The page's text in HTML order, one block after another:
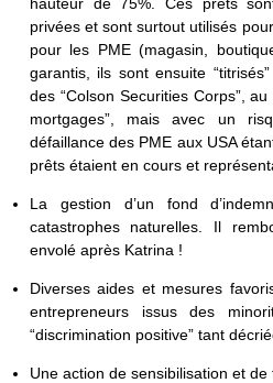
privées et sont surtout utilisés
pour les PME (magasin,
garantis, ils sont ensuite
des “Colson Securities Corps”,
mortgages”, mais avec un
défaillance des PME aux USA
prêts étaient en cours et
La gestion d’un fond
catastrophes naturelles. Il
envolé après Katrina !
Diverses aides et mesures
entrepreneurs issus des
“discrimination positive” tant
Une action de sensibilisation et de